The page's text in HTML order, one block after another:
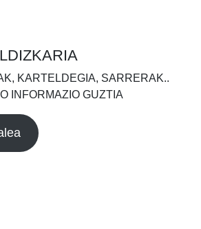
KARTELDEGIA, SARRERAK..
INFORMAZIO GUZTIA